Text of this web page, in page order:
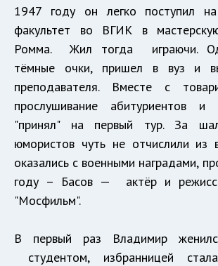
1947 году он легко поступил на
факультет во ВГИК в
Ромма. Жил тогда играючи.
тёмные очки, пришел в вуз и
преподавателя. Вместе с
прослушивание абитуриентов
"принял" на первый тур. За
юмористов чуть не отчислили из
оказались с военными наградами,
году – Басов — актёр и
"Мосфильм".
В первый раз Владимир
студентом, избранницей